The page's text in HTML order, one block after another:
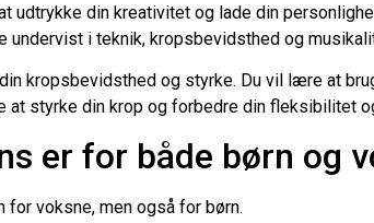
udtrykke din kreativitet og lade din
undervist i teknik, kropsbevidsthed og
kropsbevidsthed og styrke. Du vil lære at
at styrke din krop og forbedre din fleksibilitet
er for både børn og
for voksne, men også for børn.